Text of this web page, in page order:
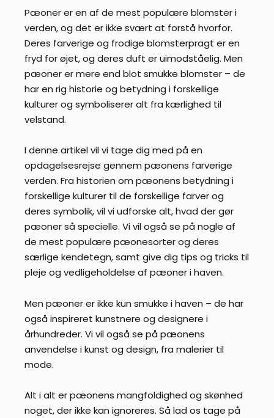
Pæoner er en af de mest populære blomster i
verden, og det er ikke svært at forstå hvorfor.
Deres farverige og frodige blomsterpragt er en
fryd for øjet, og deres duft er uimodståelig. Men
pæoner er mere end blot smukke blomster – de
har en rig historie og betydning i forskellige
kulturer og symboliserer alt fra kærlighed til
velstand.
I denne artikel vil vi tage dig med på en
opdagelsesrejse gennem pæonens farverige
verden. Fra historien om pæonens betydning i
forskellige kulturer til de forskellige farver og
deres symbolik, vil vi udforske alt, hvad der gør
pæoner så specielle. Vi vil også se på nogle af
de mest populære pæonesorter og deres
særlige kendetegn, samt give dig tips og tricks til
pleje og vedligeholdelse af pæoner i haven.
Men pæoner er ikke kun smukke i haven – de har
også inspireret kunstnere og designere i
århundreder. Vi vil også se på pæonens
anvendelse i kunst og design, fra malerier til
mode.
Alt i alt er pæonens mangfoldighed og skønhed
noget, der ikke kan ignoreres. Så lad os tage på